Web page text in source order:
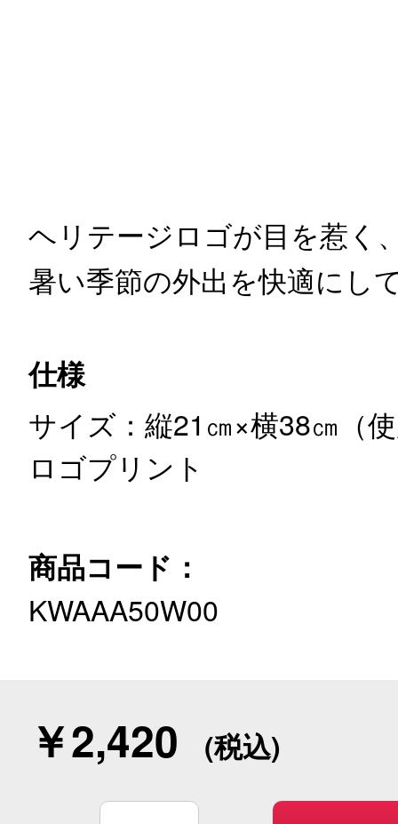
ヘリテージロゴが目を惹く
暑い季節の外出を快適にし
仕様
サイズ：縦21㎝×横38㎝（
ロゴプリント
商品コード：
KWAAA50W00
￥2,420